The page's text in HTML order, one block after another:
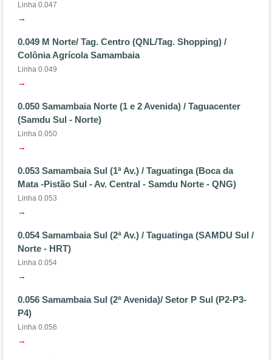
Linha 0.047
→
0.049 M Norte/ Tag. Centro (QNL/Tag. Shopping) /
Colônia Agrícola Samambaia
Linha 0.049
→
0.050 Samambaia Norte (1 e 2 Avenida) / Taguacenter
(Samdu Sul - Norte)
Linha 0.050
→
0.053 Samambaia Sul (1ª Av.) / Taguatinga (Boca da
Mata -Pistão Sul - Av. Central - Samdu Norte - QNG)
Linha 0.053
→
0.054 Samambaia Sul (2ª Av.) / Taguatinga (SAMDU Sul /
Norte - HRT)
Linha 0.054
→
0.056 Samambaia Sul (2ª Avenida)/ Setor P Sul (P2-P3-
P4)
Linha 0.056
→